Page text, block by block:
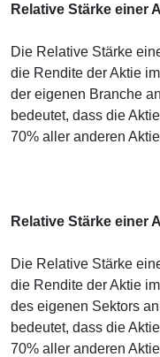
Relative Stärke einer
Die Relative Stärke
die Rendite der Aktie
der eigenen Branche
bedeutet, dass die
70% aller anderen
Relative Stärke einer
Die Relative Stärke
die Rendite der Aktie
des eigenen Sektors
bedeutet, dass die
70% aller anderen